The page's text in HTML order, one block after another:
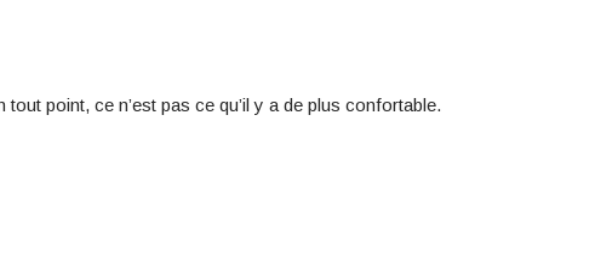
point, ce n’est pas ce qu’il y a de plus confortable.